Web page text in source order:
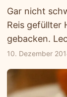
Gar nicht
Reis gefüllter
gebacken.
10. Dezember